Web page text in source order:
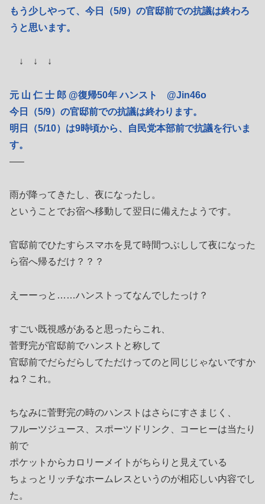
もう少しやって、今日（5/9）の官邸前での抗議は終わろ
うと思います。
↓ ↓ ↓
元 山 仁 士 郎 @復帰50年 ハンスト @Jin46o
今日（5/9）の官邸前での抗議は終わります。
明日（5/10）は9時頃から、自民党本部前で抗議を行いま
す。
—–
雨が降ってきたし、夜になったし。
ということでお宿へ移動して翌日に備えたようです。
官邸前でひたすらスマホを見て時間つぶしして夜になった
ら宿へ帰るだけ？？？
えーーっと……ハンストってなんでしたっけ？
すごい既視感があると思ったらこれ、
菅野完が官邸前でハンストと称して
官邸前でだらだらしてただけってのと同じじゃないですか
ね？これ。
ちなみに菅野完の時のハンストはさらにすさまじく、
フルーツジュース、スポーツドリンク、コーヒーは当たり
前で
ポケットからカロリーメイトがちらりと見えている
ちょっとリッチなホームレスというのが相応しい内容でし
た。